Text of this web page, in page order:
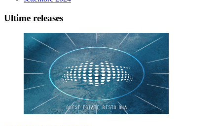
Ultime releases